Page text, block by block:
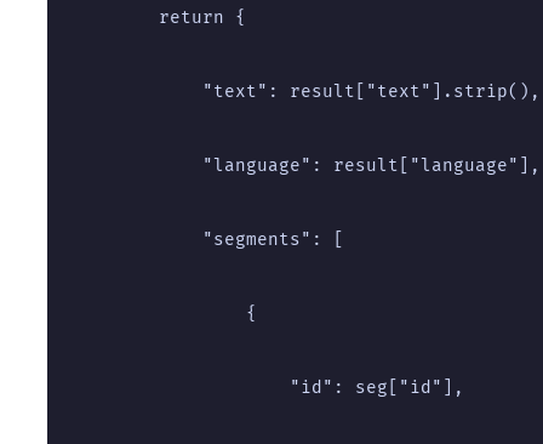
        return {
            "text": result["text"].strip(),
            "language": result["language"],
            "segments": [
                {
                    "id": seg["id"],